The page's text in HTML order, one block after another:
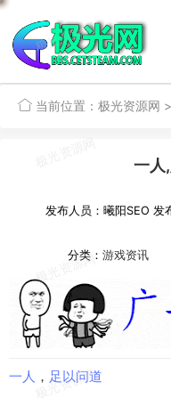
当前位置： 极光资源网
一人
发布人员：曦阳SEO 发
分类： 游戏资讯
一人 ， 足以问道